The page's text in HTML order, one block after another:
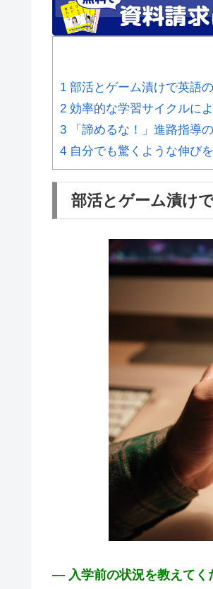
1 部活とゲーム漬けで英語
2 効率的な学習サイクルに
3 「諦めるな！」進路指導
4 自分でも驚くような伸び
部活とゲーム漬け
― 入学前の状況を教えてく